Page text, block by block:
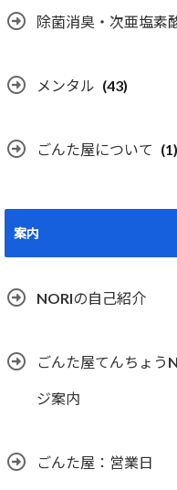
除菌消臭・次亜塩素
メンタル (43)
ごんた屋について (1)
案内
NORIの自己紹介
ごんた屋てんちょう
ジ案内
ごんた屋：営業日